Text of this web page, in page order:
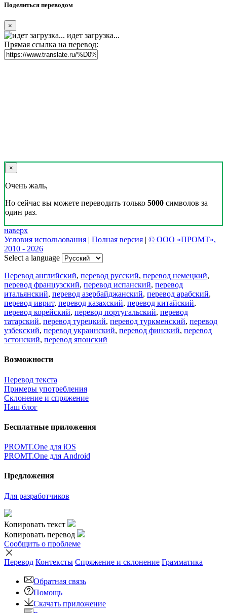
Поделиться переводом
×
идет загрузка...
Прямая ссылка на перевод:
×
Очень жаль,
Но сейчас вы можете переводить только 5000 символов за
один раз.
наверх
Условия использования | Полная версия | © ООО «ПРОМТ»,
2010 - 2026
Select a language
Перевод английский, перевод русский, перевод немецкий,
перевод французский, перевод испанский, перевод
итальянский, перевод азербайджанский, перевод арабский,
перевод иврит, перевод казахский, перевод китайский,
перевод корейский, перевод португальский, перевод
татарский, перевод турецкий, перевод туркменский, перевод
узбекский, перевод украинский, перевод финский, перевод
эстонский, перевод японский
Возможности
Перевод текста
Примеры употребления
Склонение и спряжение
Наш блог
Бесплатные приложения
PROMT.One для iOS
PROMT.One для Android
Предложения
Для разработчиков
Копировать текст
Копировать перевод
Сообщить о проблеме
Перевод Контексты Спряжение и склонение Грамматика
Обратная связь
Помощь
Скачать приложение